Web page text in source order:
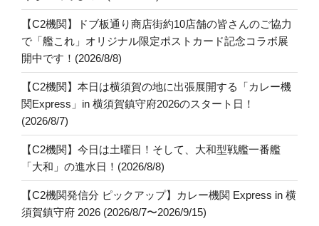
【C2機関】ドブ板通り商店街約10店舗の皆さんのご協力
で「艦これ」オリジナル限定ポストカード記念コラボ展
開中です！(2026/8/8)
【C2機関】本日は横須賀の地に出張展開する「カレー機
関Express」in 横須賀鎮守府2026のスタート日！
(2026/8/7)
【C2機関】今日は土曜日！そして、大和型戦艦一番艦
「大和」の進水日！(2026/8/8)
【C2機関発信分 ピックアップ】カレー機関 Express in 横
須賀鎮守府 2026 (2026/8/7〜2026/9/15)